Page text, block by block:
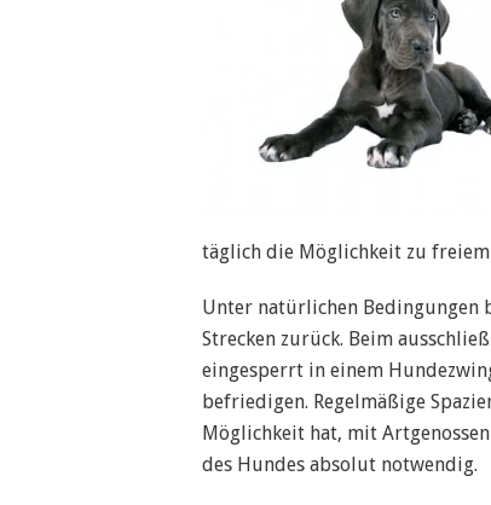
täglich die Möglichkeit zu
Unter natürlichen Bedingungen
Strecken zurück. Beim
eingesperrt in einem
befriedigen. Regelmäßige
Möglichkeit hat, mit
des Hundes absolut notwendig.